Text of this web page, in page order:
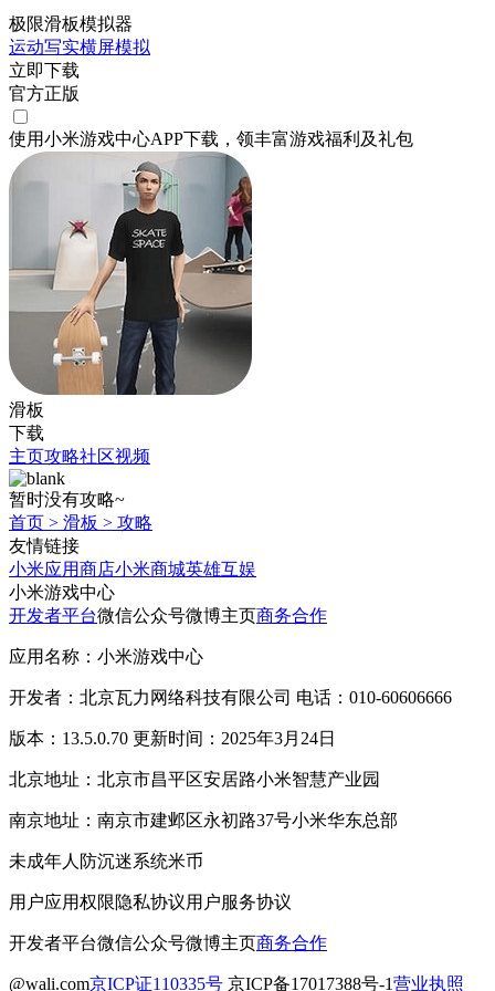
极限滑板模拟器
运动写实横屏模拟
立即下载
官方正版
使用小米游戏中心APP下载 ，领丰富游戏福利 及礼包
滑板
下载
主页攻略社区视频
暂时没有攻略~
首页 > 滑板 > 攻略
友情链接
小米应用商店小米商城英雄互娱
小米游戏中心
开发者平台微信公众号微博主页商务合作
应用名称：小米游戏中心
开发者：北京瓦力网络科技有限公司 电话：010-60606666
版本：13.5.0.70 更新时间：2025年3月24日
北京地址：北京市昌平区安居路小米智慧产业园
南京地址：南京市建邺区永初路37号小米华东总部
未成年人防沉迷系统米币
用户应用权限隐私协议用户服务协议
开发者平台微信公众号微博主页商务合作
@wali.com京ICP证110335号 京ICP备17017388号-1营业执照